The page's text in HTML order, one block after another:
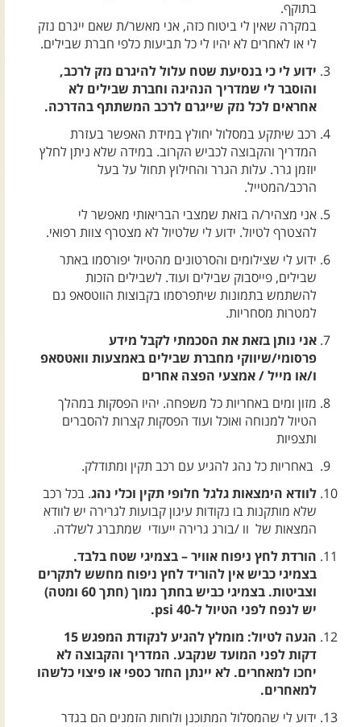
צרו קשר עם שבילים
אודות יואב קווה והאתר שבילים
בתוקף.
במקרה שאין לי ביטוח כזה, אני מאשר/ת שאם ייגרם נזק
לי או לאחרים לא יהיו לי כל תביעות כלפי חברת שבילים.
ידוע לי כי בנסיעת שטח עלול להיגרם נזק לרכב,
והוסבר לי שמדריך הנהיגה וחברת שבילים לא
אחראים לכל נזק שייגרם לרכב המשתתף בהדרכה.
רכב שיתקע במסלול יחולץ במידת האפשר בעזרת
המדריך והקבוצה לכביש הקרוב. במידה שלא ניתן לחלץ
יוזמן גרר. עלות הגרר והחילוץ תחול על בעל
הרכב/המטייל.
אני מצהיר/ה בזאת שמצבי הבריאותי מאפשר לי
להצטרף לטיול. ידוע לי שלטיול לא מצטרף צוות רפואי.
ידוע לי שצילומים והסרטונים מהטיול יפורסמו באתר
שבילים, פייסבוק שבילים ועוד. לשבילים הזכות
להשתמש בתמונות שיתפרסמו בקבוצות הווטסאפ גם
למטרות מסחריות.
אני נותן בזאת את הסכמתי לקבל מידע
פרסומי/שיווקי מחברת שבילים באמצעות וואטסאפ
ו/או מייל / אמצעי הפצה אחרים
מזון ומים באחריות כל משפחה. יהיו הפסקות במהלך
הטיול למנוחה ואוכל ועוד הפסקות קצרות להסברים
ותצפיות
באחריות כל נהג להגיע עם רכב תקין ומתודלק.
לוודא הימצאות גלגל חלופי תקין וכלי נהג. בכל רכב
שלא מותקנות בו נקודות עיגון קבועות לגרירה יש לוודא
המצאות של וו /בורג גרירה ייעודי שמתברג לשלדה.
הורדת לחץ ניפוח אוויר – בצמיגי שטח בלבד.
בצמיגי כביש אין להוריד לחץ ניפוח מחשש לתקרים
וצביטות. בצמיגי כביש בחתך נמוך (חתך 60 ומטה)
יש לנפח לפני הטיול ל-40 psi.
הגעה לטיול: מומלץ להגיע לנקודת המפגש 15
דקות לפני המועד שנקבע. המדריך והקבוצה לא
יחכו למאחרים. לא יינתן החזר כספי או פיצוי כלשהו
למאחרים.
ידוע לי שהמסלול המתוכנן ולוחות הזמנים הם בגדר